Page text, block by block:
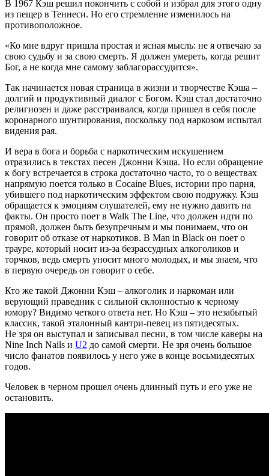
В 1967 Кэш решил покончить с собой и избрал для этого одну
из пещер в Теннеси. Но его стремление изменилось на
противоположное.
«Ко мне вдруг пришла простая и ясная мысль: не я отвечаю за
свою судьбу и за свою смерть. Я должен умереть, когда решит
Бог, а не когда мне самому заблагорассудится».
Так начинается новая страница в жизни и творчестве Кэша –
долгий и продуктивный диалог с Богом. Кэш стал достаточно
религиозен и даже расстраивался, когда пришел в себя после
коронарного шунтирования, поскольку под наркозом испытал
видения рая.
И вера в бога и борьба с наркотическим искушением
отразились в текстах песен Джонни Кэша. Но если обращение
к богу встречается в строка достаточно часто, то о веществах
напрямую поется только в Cocaine Blues, истории про парня,
убившего под наркотическим эффектом свою подружку. Кэш
обращается к эмоциям слушателей, ему не нужно давить на
факты. Он просто поет в Walk The Line, что должен идти по
прямой, должен быть безупречным и мы понимаем, что он
говорит об отказе от наркотиков. В Man in Black он поет о
трауре, который носит из-за безрассудных алкоголиков и
торчков, ведь смерть уносит много молодых, и мы знаем, что
в первую очередь он говорит о себе.
Кто же такой Джонни Кэш – алкоголик и наркоман или
верующий праведник с сильной склонностью к черному
юмору? Видимо четкого ответа нет. Но Кэш – это незабытый
классик, такой эталонный кантри-певец из пятидесятых.
Не зря он выступал и записывал песни, в том числе каверы на
Nine Inch Nails и U2 до самой смерти. Не зря очень большое
число фанатов появилось у него уже в конце восьмидесятых
годов.
Человек в черном прошел очень длинный путь и его уже не
остановить.